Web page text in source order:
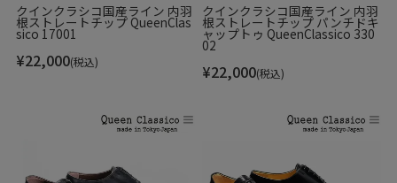
クインクラシコ国産ライン 内羽
根ストレートチップ QueenClas
sico 17001
¥22,000(税込)
クインクラシコ国産ライン 内羽
根ストレートチップ パンチドキ
ャップトゥ QueenClassico 330
02
¥22,000(税込)